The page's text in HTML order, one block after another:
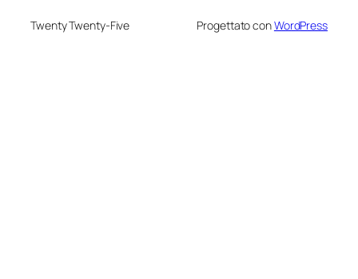
Twenty Twenty-Five Progettato conWordPress